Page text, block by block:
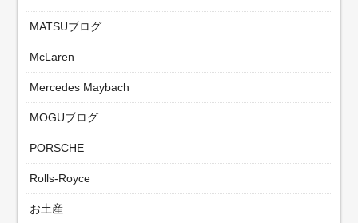
MATSUブログ
McLaren
Mercedes Maybach
MOGUブログ
PORSCHE
Rolls-Royce
お土産